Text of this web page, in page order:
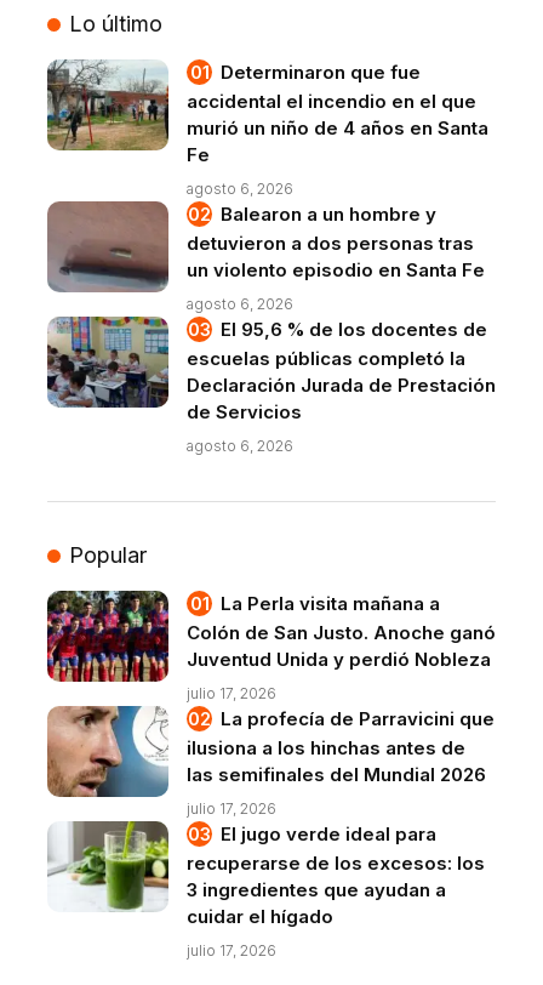
Lo último
Determinaron que fue
accidental el incendio en el que
murió un niño de 4 años en Santa
Fe
agosto 6, 2026
Balearon a un hombre y
detuvieron a dos personas tras
un violento episodio en Santa Fe
agosto 6, 2026
El 95,6 % de los docentes de
escuelas públicas completó la
Declaración Jurada de Prestación
de Servicios
agosto 6, 2026
Popular
La Perla visita mañana a
Colón de San Justo. Anoche ganó
Juventud Unida y perdió Nobleza
julio 17, 2026
La profecía de Parravicini que
ilusiona a los hinchas antes de
las semifinales del Mundial 2026
julio 17, 2026
El jugo verde ideal para
recuperarse de los excesos: los
3 ingredientes que ayudan a
cuidar el hígado
julio 17, 2026